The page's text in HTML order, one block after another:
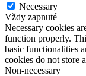
Necessary
Vždy zapnuté
Necessary cookies
function properly.
basic functionalities
cookies do not store
Non-necessary